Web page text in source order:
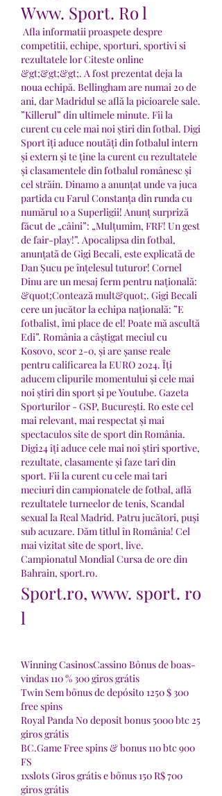
Www. Sport. Ro l
competitii, echipe, sporturi, sportivi si
rezultatele lor Citeste online
&gt;&gt;&gt;. A fost prezentat deja la
noua echipă. Bellingham are numai 20 de
ani, dar Madridul se află la picioarele sale.
”Killerul” din ultimele minute. Fii la
curent cu cele mai noi știri din fotbal. Digi
Sport îți aduce noutăți din fotbalul intern
și extern și te ține la curent cu rezultatele
și clasamentele din fotbalul românesc și
cel străin. Dinamo a anunțat unde va juca
partida cu Farul Constanța din runda cu
numărul 10 a Superligii! Anunț surpriză
făcut de „câini”: „Mulțumim, FRF! Un gest
de fair-play!”. Apocalipsa din fotbal,
anunțată de Gigi Becali, este explicată de
Dan Șucu pe înțelesul tuturor! Cornel
Dinu are un mesaj ferm pentru națională:
&quot;Contează mult&quot;. Gigi Becali
cere un jucător la echipa națională: ”E
fotbalist, îmi place de el! Poate mă ascultă
Edi”. România a câștigat meciul cu
Kosovo, scor 2-0, și are șanse reale
pentru calificarea la EURO 2024. Îți
aducem clipurile momentului și cele mai
noi știri din sport și pe Youtube. Gazeta
Sporturilor - GSP, București. Ro este cel
mai relevant, mai respectat și mai
spectaculos site de sport din România.
Digi24 îți aduce cele mai noi știri sportive,
rezultate, clasamente și faze tari din
sport. Fii la curent cu cele mai tari
meciuri din campionatele de fotbal, află
rezultatele turneelor de tenis, Scandal
sexual la Real Madrid. Patru jucători, puşi
sub acuzare. Dăm titlul în România! Cel
mai vizitat site de sport, live.
Campionatul Mondial Cursa de ore din
Bahrain, sport.ro.
Sport.ro, www. sport. ro
l
Winning CasinosCassino Bônus de boas-
vindas 110 % 300 giros grátis
Twin Sem bônus de depósito 1250 $ 300
free spins
Royal Panda No deposit bonus 5000 btc 25
giros grátis
BC.Game Free spins & bonus 110 btc 900
FS
1xslots Giros grátis e bônus 150 R$ 700
giros grátis